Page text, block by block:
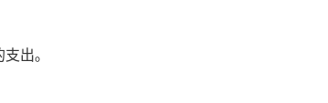
出。